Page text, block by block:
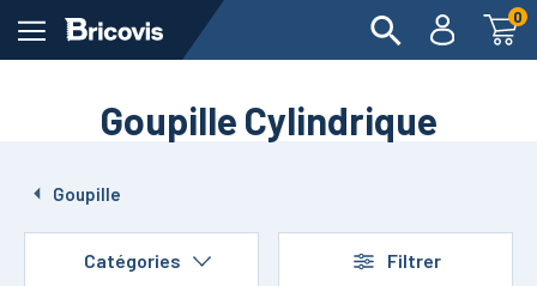
0
Goupille Cylindrique
Goupille
Catégories Filtrer